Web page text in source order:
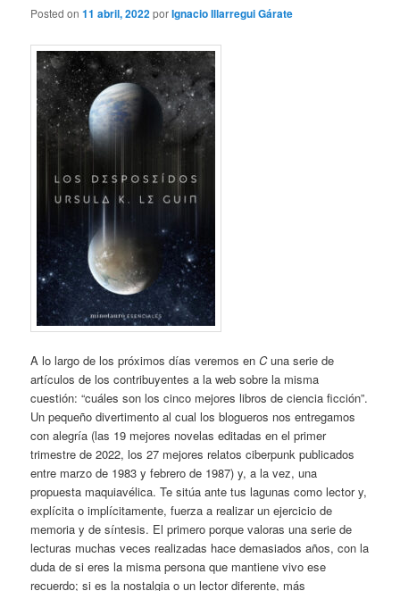
Posted on11 abril, 2022porIgnacio Illarregui Gárate
A lo largo de los próximos días veremos enCuna serie de
artículos de los contribuyentes a la web sobre la misma
cuestión: “cuáles son los cinco mejores libros de ciencia ficción”.
Un pequeño divertimento al cual los blogueros nos entregamos
con alegría (las 19 mejores novelas editadas en el primer
trimestre de 2022, los 27 mejores relatos ciberpunk publicados
entre marzo de 1983 y febrero de 1987) y, a la vez, una
propuesta maquiavélica. Te sitúa ante tus lagunas como lector y,
explícita o implícitamente, fuerza a realizar un ejercicio de
memoria y de síntesis. El primero porque valoras una serie de
lecturas muchas veces realizadas hace demasiados años, con la
duda de si eres la misma persona que mantiene vivo ese
recuerdo; si es la nostalgia o un lector diferente, más